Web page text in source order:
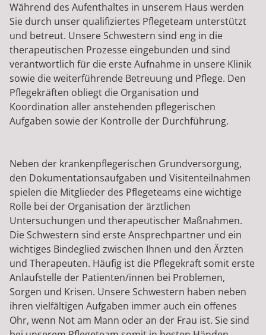
Während des Aufenthaltes in unserem Haus werden
Sie durch unser qualifiziertes Pflegeteam unterstützt
und betreut. Unsere Schwestern sind eng in die
therapeutischen Prozesse eingebunden und sind
verantwortlich für die erste Aufnahme in unsere Klinik
sowie die weiterführende Betreuung und Pflege. Den
Pflegekräften obliegt die Organisation und
Koordination aller anstehenden pflegerischen
Aufgaben sowie der Kontrolle der Durchführung.
Neben der krankenpflegerischen Grundversorgung,
den Dokumentationsaufgaben und Visitenteilnahmen
spielen die Mitglieder des Pflegeteams eine wichtige
Rolle bei der Organisation der ärztlichen
Untersuchungen und therapeutischer Maßnahmen.
Die Schwestern sind erste Ansprechpartner und ein
wichtiges Bindeglied zwischen Ihnen und den Ärzten
und Therapeuten. Häufig ist die Pflegekraft somit erste
Anlaufstelle der Patienten/innen bei Problemen,
Sorgen und Krisen. Unsere Schwestern haben neben
ihren vielfältigen Aufgaben immer auch ein offenes
Ohr, wenn Not am Mann oder an der Frau ist. Sie sind